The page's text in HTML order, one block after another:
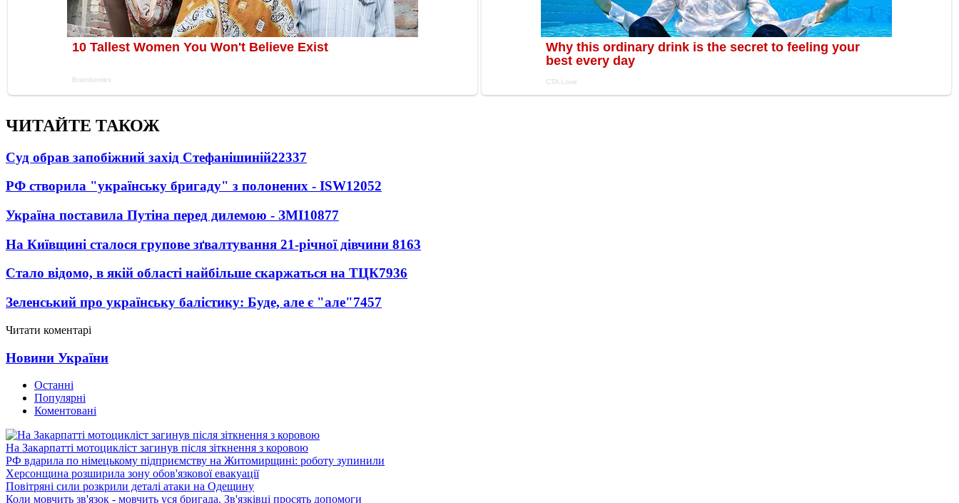
ЧИТАЙТЕ ТАКОЖ
Суд обрав запобіжний захід Стефанішиній22337
РФ створила "українську бригаду" з полонених - ISW12052
Україна поставила Путіна перед дилемою - ЗМІ10877
На Київщині сталося групове зґвалтування 21-річної дівчини 8163
Стало відомо, в якій області найбільше скаржаться на ТЦК7936
Зеленський про українську балістику: Буде, але є "але"7457
Читати коментарі
Новини України
Останні
Популярні
Коментовані
На Закарпатті мотоцикліст загинув після зіткнення з коровою
РФ вдарила по німецькому підприємству на Житомирщині: роботу зупинили
Херсонщина розширила зону обов'язкової евакуації
Повітряні сили розкрили деталі атаки на Одещину
Коли мовчить зв'язок - мовчить уся бригада. Зв'язківці просять допомоги